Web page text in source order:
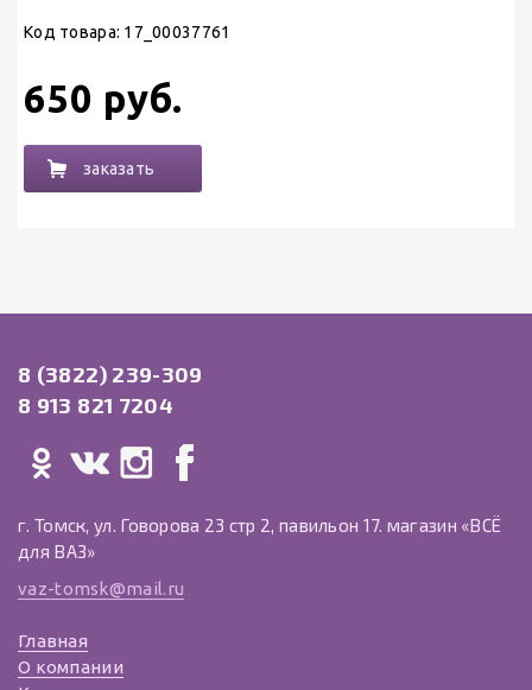
Код товара: 17_00037761
650 руб.
заказать
8 (3822) 239-309
8 913 821 7204
г. Томск, ул. Говорова 23 стр 2, павильон 17. магазин «ВСЁ
для ВАЗ»
vaz-tomsk@mail.ru
Главная
О компании